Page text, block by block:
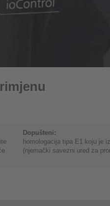
Dopušteni:
homologacija tipa E1 koju je
(njemački savezni ured za